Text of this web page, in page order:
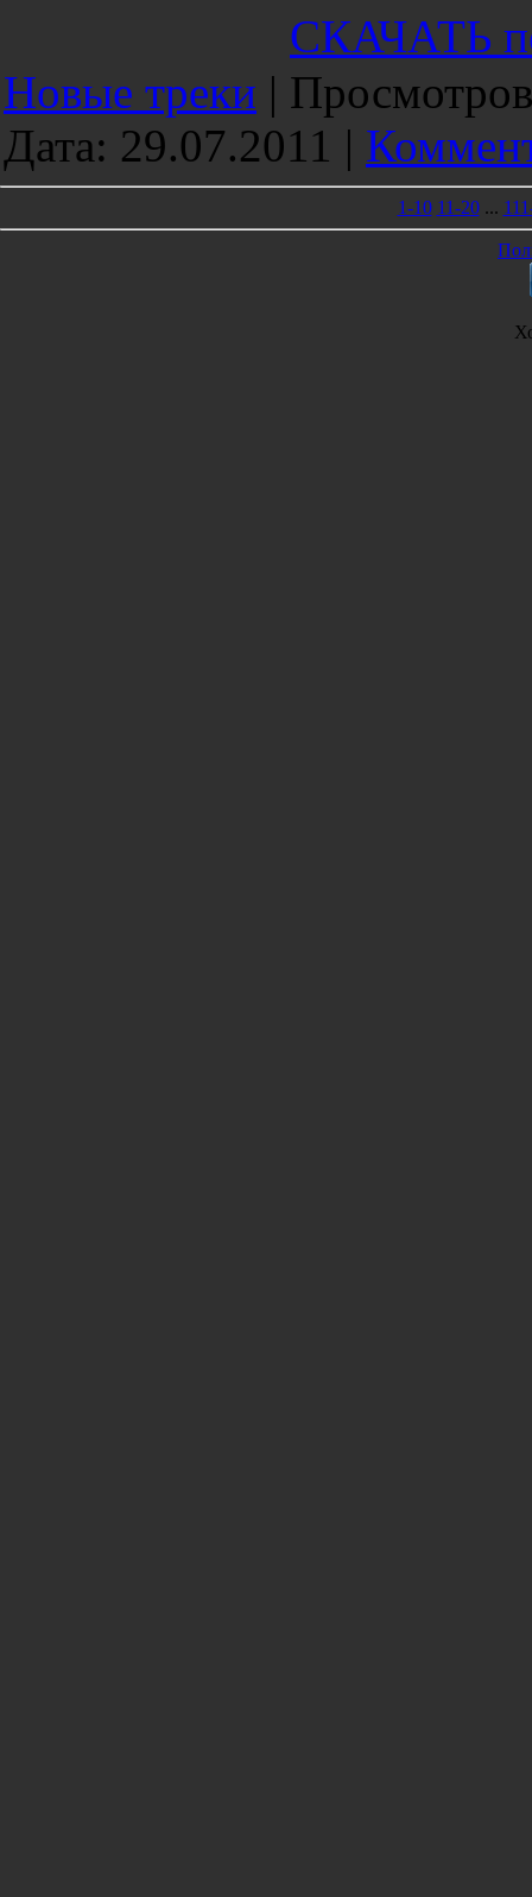
СКАЧАТЬ
Новые треки |
Дата: 29.07.2011 |
1-10 11-20 ...